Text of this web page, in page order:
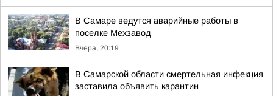
В Самаре ведутся аварийные работы в
поселке Мехзавод
Вчера, 20:19
В Самарской области смертельная инфекция
заставила объявить карантин